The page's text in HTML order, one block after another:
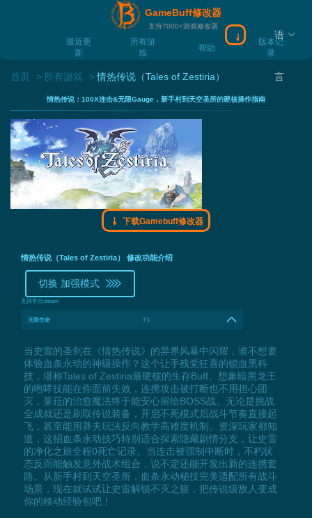
GameBuff修改器
支持7000+游戏修改器
最近更
新
所有游
戏
帮助
版本记
录
下载Gamebuff
语
言
首页 所有游戏 情热传说（Tales of Zestiria）
情热传说：100X连击&无限Gauge，新手村到天空圣所的硬核操作指南
下载Gamebuff修改器
情热传说（Tales of Zestiria） 修改功能介绍
切换 加强模式
支持平台:steam
无限生命 F1
当史雷的圣剑在《情热传说》的异界风暴中闪耀，谁不想要
体验血条永动的神级操作？这个让手残党狂喜的锁血黑科
技，堪称Tales of Zestiria最硬核的生存Buff。想象暗黑龙王
的咆哮技能在你面前失效，连携攻击被打断也不用担心团
灭，莱菈的治愈魔法终于能安心留给BOSS战。无论是挑战
全成就还是刷取传说装备，开启不死模式后战斗节奏直接起
飞，甚至能用莽夫玩法反向教学高难度机制。资深玩家都知
道，这招血条永动技巧特别适合探索隐藏剧情分支，让史雷
的净化之旅全程0死亡记录。当连击被强制中断时，不朽状
态反而能触发意外战术组合，说不定还能开发出新的连携套
路。从新手村到天空圣所，血条永动秘技完美适配所有战斗
场景，现在就试试让史雷解锁不灭之躯，把传说级敌人变成
你的移动经验包吧！